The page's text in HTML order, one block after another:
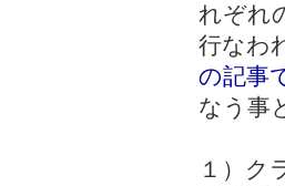
れぞれ
行なわ
の記事
なう事
１）ク